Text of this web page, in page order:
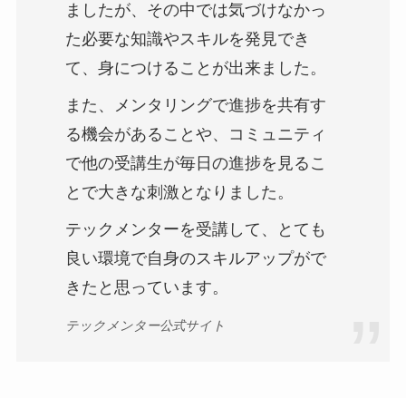
ましたが、その中では気づけなかっ
た必要な知識やスキルを発見でき
て、身につけることが出来ました。
また、メンタリングで進捗を共有す
る機会があることや、コミュニティ
で他の受講生が毎日の進捗を見るこ
とで大きな刺激となりました。
テックメンターを受講して、とても
良い環境で自身のスキルアップがで
きたと思っています。
テックメンター公式サイト